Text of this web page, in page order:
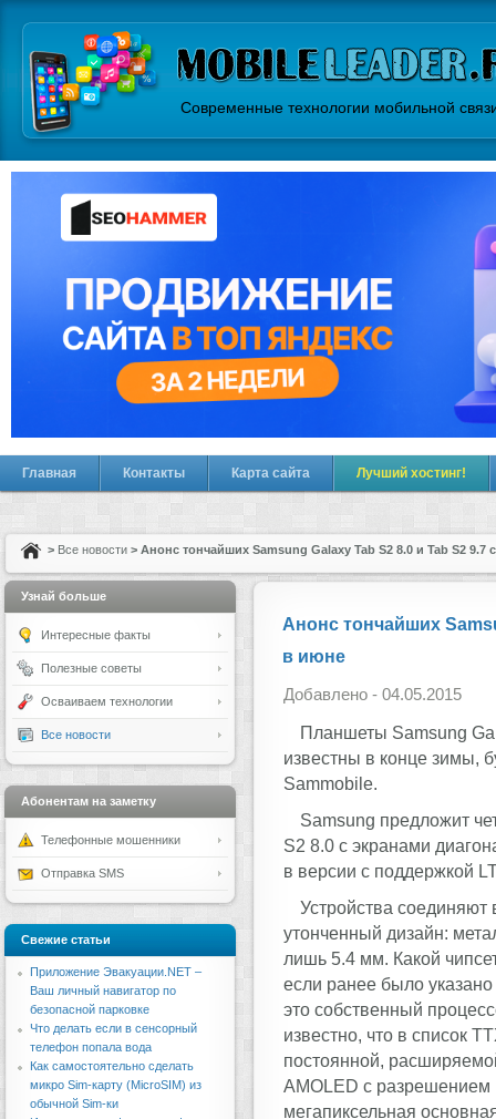
Современные технологии мобильной
Главная Контакты Карта сайта Лучший хостинг!
> Все новости > Анонс тончайших Samsung Galaxy Tab S2 8.0 и Tab S2 9.7
Анонс тончайших
в июне
Добавлено - 04.05.2015
Планшеты Samsung
известны в конце зимы,
Sammobile.
Samsung предложит
S2 8.0 с экранами
в версии с поддержкой
Устройства соединяют
утонченный дизайн:
лишь 5.4 мм. Какой
если ранее было
это собственный
известно, что в список
постоянной,
AMOLED с разрешением
мегапиксельная
Узнай больше
Интересные факты
Полезные советы
Осваиваем технологии
Все новости
Абонентам на заметку
Телефонные мошенники
Отправка SMS
Свежие статьи
Приложение Эвакуации.NET –
Ваш личный навигатор по
безопасной парковке
Что делать если в сенсорный
телефон попала вода
Как самостоятельно сделать
микро Sim-карту (MicroSIM) из
обычной Sim-ки